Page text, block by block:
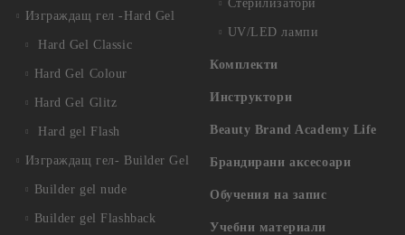
Изграждащ гел -Hard Gel
Hard Gel Classic
Hard Gel Colour
Hard Gel Glitz
Hard gel Flash
Изграждащ гел- Builder Gel
Builder gel nude
Builder gel Flashback
Стерилизатори
UV/LED лампи
Комплекти
Инструктори
Beauty Brand Academy Life
Брандирани аксесоари
Обучения на запис
Учебни материали